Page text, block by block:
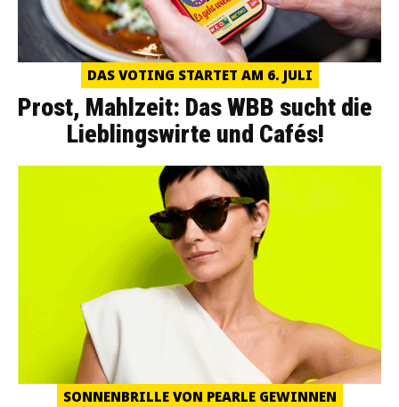
DAS VOTING STARTET AM 6. JULI
Prost, Mahlzeit: Das WBB sucht die
Lieblingswirte und Cafés!
SONNENBRILLE VON PEARLE GEWINNEN